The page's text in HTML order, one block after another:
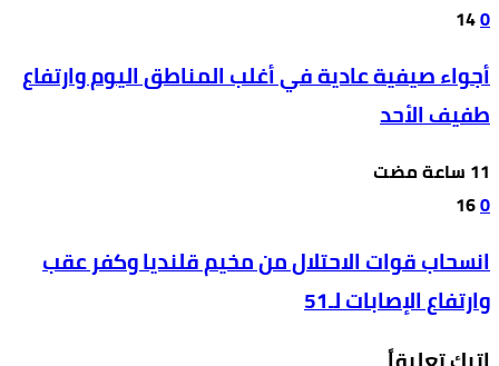
0
14
أجواء صيفية عادية في أغلب المناطق اليوم وارتفاع
طفيف الأحد
0
16
انسحاب قوات الاحتلال من مخيم قلنديا وكفر عقب
وارتفاع الإصابات لـ51